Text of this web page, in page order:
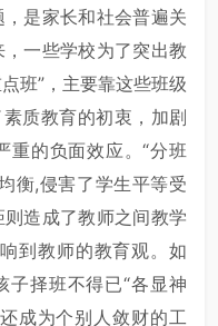
是家长和社会普遍关
一些学校为了突出教
班”，主要靠这些班级
质教育的初衷，加剧
重的负面效应。“分班
衡,侵害了学生平等受
造成了教师之间教学
到教师的教育观。如
子择班不得已“各显神
成为个别人敛财的工